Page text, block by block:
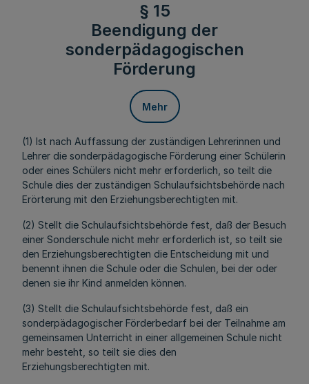
§ 15
Beendigung der
sonderpädagogischen
Förderung
Mehr
(1) Ist nach Auffassung der zuständigen Lehrerinnen und
Lehrer die sonderpädagogische Förderung einer Schülerin
oder eines Schülers nicht mehr erforderlich, so teilt die
Schule dies der zuständigen Schulaufsichtsbehörde nach
Erörterung mit den Erziehungsberechtigten mit.
(2) Stellt die Schulaufsichtsbehörde fest, daß der Besuch
einer Sonderschule nicht mehr erforderlich ist, so teilt sie
den Erziehungsberechtigten die Entscheidung mit und
benennt ihnen die Schule oder die Schulen, bei der oder
denen sie ihr Kind anmelden können.
(3) Stellt die Schulaufsichtsbehörde fest, daß ein
sonderpädagogischer Förderbedarf bei der Teilnahme am
gemeinsamen Unterricht in einer allgemeinen Schule nicht
mehr besteht, so teilt sie dies den
Erziehungsberechtigten mit.